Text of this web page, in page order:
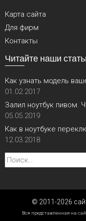
Карта сайта
Для фирм
Контакты
Читайте наши
Как узнать модель
01.02.2017
Залил ноутбук пивом.
05.05.2019
Как в ноутбуке
12.03.2018
Найти:
© 2011-2026
Вся представленная на